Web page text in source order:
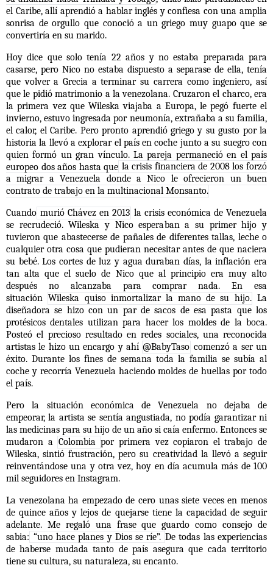
el Caribe, allí aprendió a hablar inglés y confiesa con una amplia
sonrisa de orgullo que conoció a un griego muy guapo que se
convertiría en su marido.
Hoy dice que solo tenía 22 años y no estaba preparada para
casarse, pero Nico no estaba dispuesto a separase de ella, tenía
que volver a Grecia a terminar su carrera como ingeniero, así
que le pidió matrimonio a la venezolana. Cruzaron el charco, era
la primera vez que Wileska viajaba a Europa, le pegó fuerte el
invierno, estuvo ingresada por neumonía, extrañaba a su familia,
el calor, el Caribe. Pero pronto aprendió griego y su gusto por la
historia la llevó a explorar el país en coche junto a su suegro con
quien formó un gran vínculo. La pareja permaneció en el país
europeo dos años hasta que la crisis financiera de 2008 los forzó
a migrar a Venezuela donde a Nico le ofrecieron un buen
contrato de trabajo en la multinacional Monsanto.
Cuando murió Chávez en 2013 la crisis económica de Venezuela
se recrudeció. Wileska y Nico esperaban a su primer hijo y
tuvieron que abastecerse de pañales de diferentes tallas, leche o
cualquier otra cosa que pudieran necesitar antes de que naciera
su bebé. Los cortes de luz y agua duraban días, la inflación era
tan alta que el suelo de Nico que al principio era muy alto
después no alcanzaba para comprar nada. En esa
situación Wileska quiso inmortalizar la mano de su hijo. La
diseñadora se hizo con un par de sacos de esa pasta que los
protésicos dentales utilizan para hacer los moldes de la boca.
Posteó el precioso resultado en redes sociales, una reconocida
artistas le hizo un encargo y ahí @BabyTaso comenzó a ser un
éxito. Durante los fines de semana toda la familia se subía al
coche y recorría Venezuela haciendo moldes de huellas por todo
el país.
Pero la situación económica de Venezuela no dejaba de
empeorar, la artista se sentía angustiada, no podía garantizar ni
las medicinas para su hijo de un año si caía enfermo. Entonces se
mudaron a Colombia por primera vez copiaron el trabajo de
Wileska, sintió frustración, pero su creatividad la llevó a seguir
reinventándose una y otra vez, hoy en día acumula más de 100
mil seguidores en Instagram.
La venezolana ha empezado de cero unas siete veces en menos
de quince años y lejos de quejarse tiene la capacidad de seguir
adelante. Me regaló una frase que guardo como consejo de
sabia: “uno hace planes y Dios se ríe”. De todas las experiencias
de haberse mudada tanto de país asegura que cada territorio
tiene su cultura, su naturaleza, su encanto.